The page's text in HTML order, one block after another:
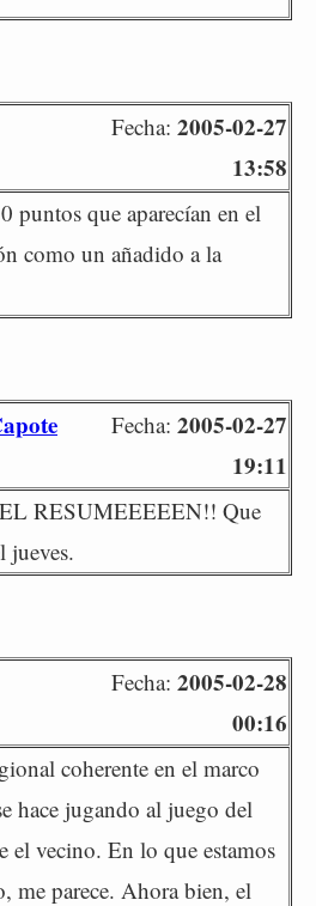
Fecha: 2005-02-27
13:58
puntos que aparecían en el
como un añadido a la
Fecha: 2005-02-27
19:11
RESUMEEEEEN!! Que
jueves.
Fecha: 2005-02-28
00:16
coherente en el marco
hace jugando al juego del
el vecino. En lo que estamos
me parece. Ahora bien, el